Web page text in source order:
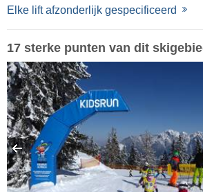
Elke lift afzonderlijk gespecificeerd
17 sterke punten van dit